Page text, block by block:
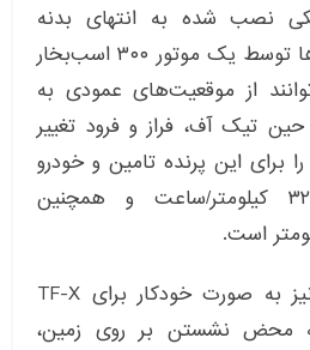
نصب شده به انتهای بدنه
است. قدرت این موتورها توسط یک موتور ۳۰۰ اسب‌بخار
از موقعیت‌های عمودی به
تیک ‌آف، فراز و فرود تغییر
برای این پرنده تامین و خودرو
دارای سرعت فراز ۳۲۲ کیلومتر/ساعت و همچنین
همانند تیک‌آف، فرود نیز به صورت خودکار برای TF-X
محض نشستن بر روی زمین،